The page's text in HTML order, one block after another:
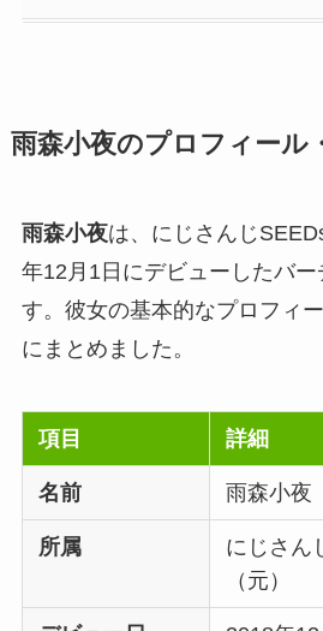
雨森小夜のプロフィール
雨森小夜は、にじさんじ
年12月1日にデビューしたバー
す。彼女の基本的なプロフィ
にまとめました。
項目 詳細
名前 雨森小夜
所属
にじさん
（元）